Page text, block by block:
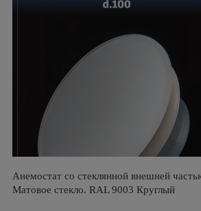
Анемостат со стеклянной внешней
Матовое стекло. RAL 9003 Круглый